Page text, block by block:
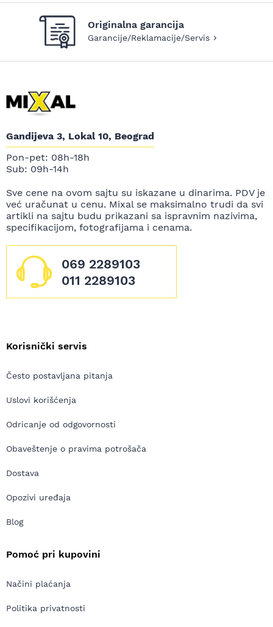
Originalna garancija
Garancije/Reklamacije/Servis
Gandijeva 3, Lokal 10, Beograd
Pon-pet: 08h-18h
Sub: 09h-14h
Sve cene na ovom sajtu su iskazane u dinarima. PDV je
već uračunat u cenu. Mixal se maksimalno trudi da svi
artikli na sajtu budu prikazani sa ispravnim nazivima,
specifikacijom, fotografijama i cenama.
069 2289103
011 2289103
Korisnički servis
Često postavljana pitanja
Uslovi korišćenja
Odricanje od odgovornosti
Obaveštenje o pravima potrošača
Dostava
Opozivi uređaja
Blog
Pomoć pri kupovini
Načini plaćanja
Politika privatnosti